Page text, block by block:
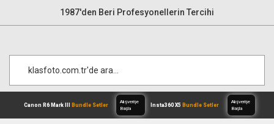
1987'den Beri Profesyonellerin Tercihi